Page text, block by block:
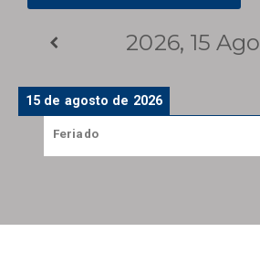
2026, 15 Ago
15 de agosto de 2026
Feriado